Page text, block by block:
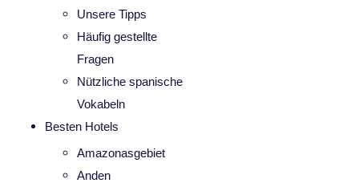
Unsere Tipps
Häufig gestellte
Fragen
Nützliche spanische
Vokabeln
Besten Hotels
Amazonasgebiet
Anden